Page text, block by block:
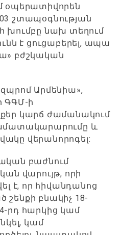
օպերատիվորեն
շտապօգնության
խումբը նախ տեղում
է ցուցաբերել, ապա
բժշկական
Արմենիա»,
ԳԳՄ-ի
կարճ ժամանակում
և
վերանորոգել:
բաժնում
վարույթ, որի
է, որ հիվանդանոց
բնակիչ 18-
րդ հարկից կամ
կամ